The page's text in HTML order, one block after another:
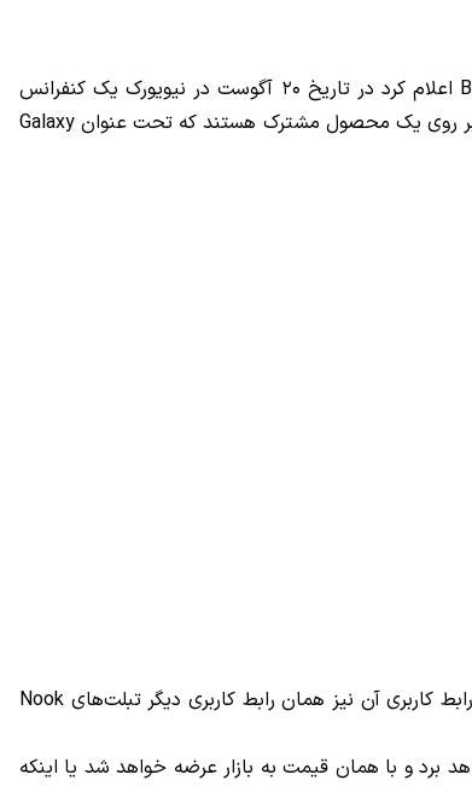
جی اس ام: درست در زمانی که برای معرفی محصولات جدید سامسونگ یعنی گلکسی آلفا و نوت ۴ هیجان زده هستیم، کمپانی Barnes & Noble اعلام کرد در تاریخ ۲۰ آگوست در نیویورک یک کنفرانس
مشترک با سامسونگ برای معرفی اولین تبلت مشترک‌شان برگزار خواهند کرد. پیش از این در ماه ژوئن شنیده بودیم که این دو کمپانی در حال کار بر روی یک محصول مشترک هستند که تحت عنوان Galaxy
طبق اطلاعات بدست آمده این تبلت دارای صفحه نمایش ۷ اینچی خواهد بود و نرم افزرهای سفارشی شده Nook را نیز به همراه خواهد داشت. رابط کاربری آن نیز همان رابط کاربری دیگر تبلت‌های Nook
در دست نیست؛ اینکه آیا از همان سخت افزار گلکسی تب ۴ هفت اینچی بهره خواهد برد و با همان قیمت به بازار عرضه خواهد شد یا اینکه